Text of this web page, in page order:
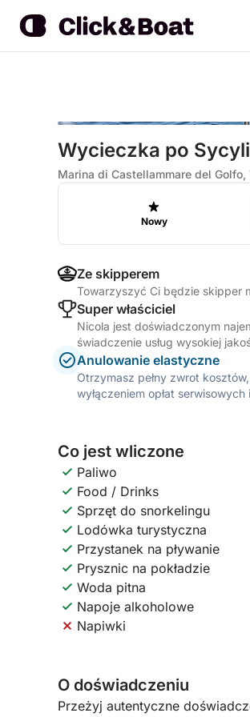
Wycieczka po
Marina di Castellammare del Golfo,
Nowy
Ze skipperem
Towarzyszyć Ci będzie skipper
Super właściciel
Nicola jest doświadczonym
świadczenie usług wysokiej
Anulowanie elastyczne
Otrzymasz pełny zwrot
wyłączeniem opłat serwisowych
Co jest wliczone
Paliwo
Food / Drinks
Sprzęt do snorkelingu
Lodówka turystyczna
Przystanek na pływanie
Prysznic na pokładzie
Woda pitna
Napoje alkoholowe
Napiwki
O doświadczeniu
Przeżyj autentyczne